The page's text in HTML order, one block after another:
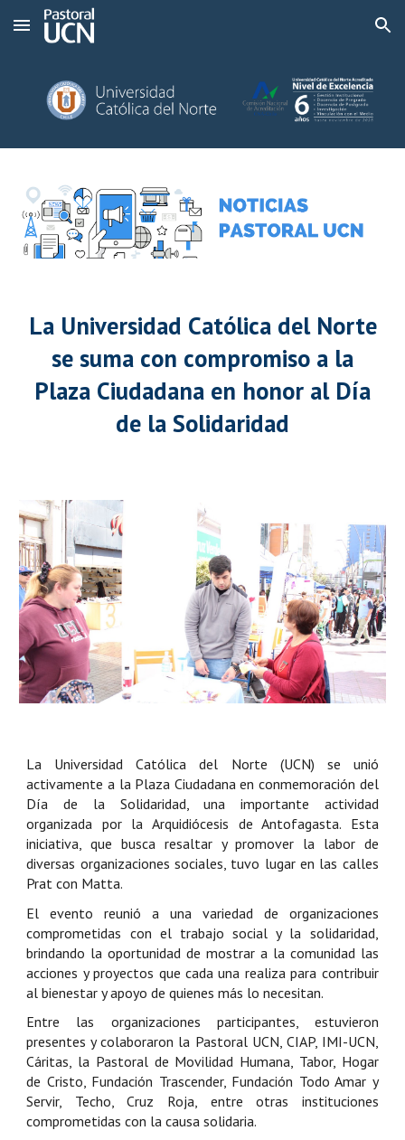
Skip to main content Skip to navigation
La Universidad Católica del Norte
se suma con compromiso a la
Plaza Ciudadana en honor al Día
de la Solidaridad
La Universidad Católica del Norte (UCN) se unió
activamente a la Plaza Ciudadana en conmemoración del
Día de la Solidaridad, una importante actividad
organizada por la Arquidiócesis de Antofagasta. Esta
iniciativa, que busca resaltar y promover la labor de
diversas organizaciones sociales, tuvo lugar en las calles
Prat con Matta.
El evento reunió a una variedad de organizaciones
comprometidas con el trabajo social y la solidaridad,
brindando la oportunidad de mostrar a la comunidad las
acciones y proyectos que cada una realiza para contribuir
al bienestar y apoyo de quienes más lo necesitan.
Entre las organizaciones participantes, estuvieron
presentes y colaboraron la Pastoral UCN, CIAP, IMI-UCN,
Cáritas, la Pastoral de Movilidad Humana, Tabor, Hogar
de Cristo, Fundación Trascender, Fundación Todo Amar y
Servir, Techo, Cruz Roja, entre otras instituciones
comprometidas con la causa solidaria.